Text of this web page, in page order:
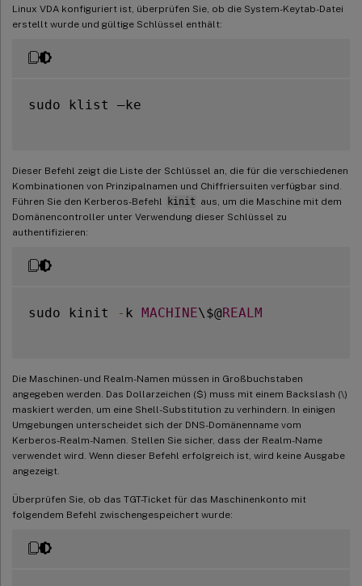
Linux VDA konfiguriert ist, überprüfen Sie, ob die System-Keytab-Datei
erstellt wurde und gültige Schlüssel enthält:
sudo klist –ke
Dieser Befehl zeigt die Liste der Schlüssel an, die für die verschiedenen
Kombinationen von Prinzipalnamen und Chiffriersuiten verfügbar sind.
Führen Sie den Kerberos-Befehl
kinit aus, um die Maschine mit dem
Domänencontroller unter Verwendung dieser Schlüssel zu
authentifizieren:
sudo kinit - k MACHINE\$@REALM
Die Maschinen- und Realm-Namen müssen in Großbuchstaben
angegeben werden. Das Dollarzeichen ($) muss mit einem Backslash (\)
maskiert werden, um eine Shell-Substitution zu verhindern. In einigen
Umgebungen unterscheidet sich der DNS-Domänenname vom
Kerberos-Realm-Namen. Stellen Sie sicher, dass der Realm-Name
verwendet wird. Wenn dieser Befehl erfolgreich ist, wird keine Ausgabe
angezeigt.
Überprüfen Sie, ob das TGT-Ticket für das Maschinenkonto mit
folgendem Befehl zwischengespeichert wurde: